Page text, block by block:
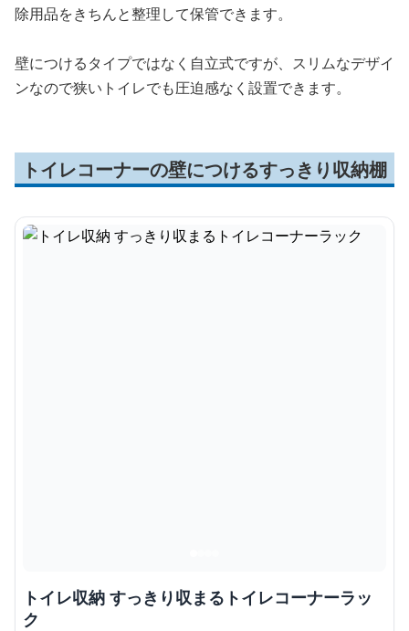
除用品をきちんと整理して保管できます。
壁につけるタイプではなく自立式ですが、スリムなデザイ
ンなので狭いトイレでも圧迫感なく設置できます。
トイレコーナーの壁につけるすっきり収納棚
トイレ収納 すっきり収まるトイレコーナーラッ
ク